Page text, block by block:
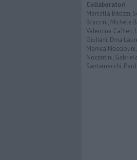
Collaboratori
Marcella Bitozzi,
Braccini, Michele
Valentina Caffieri,
Giuliani, Dina
Monica
Nocentini,
Santarnecchi,